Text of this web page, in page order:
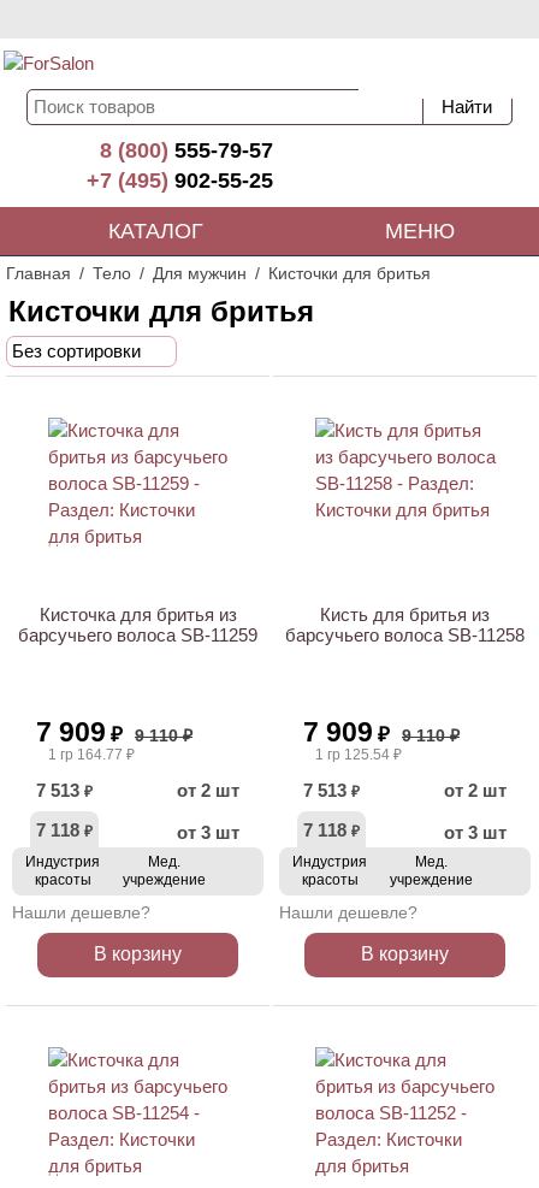
8 (800)555-79-57
+7 (495)902-55-25
КАТАЛОГ МЕНЮ
Главная Тело Для мужчин Кисточки для бритья
Кисточки для бритья
Без сортировки
Кисточка для бритья из
барсучьего волоса SB-11259
АКЦИЯ
7 909 ₽ 9 110 ₽
1 гр 164.77 ₽
7 513 ₽
от 2 шт
7 118 ₽ от 3 шт
Индустрия
красоты
Мед.
учреждение
Нашли дешевле?
В корзину
Кисть для бритья из
барсучьего волоса SB-11258
7 909 ₽ 9 110 ₽
1 гр 125.54 ₽
7 513 ₽
от 2 шт
7 118 ₽ от 3 шт
Индустрия
красоты
Мед.
учреждение
Нашли дешевле?
В корзину
АКЦИЯ